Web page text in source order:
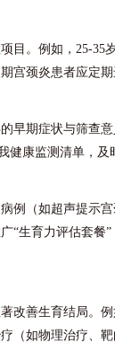
目。例如，25-35
宫颈炎患者应定期
早期症状与筛查
健康监测清单，及
例（如超声提示
“生育力评估套餐
改善生育结局。
（如物理治疗、